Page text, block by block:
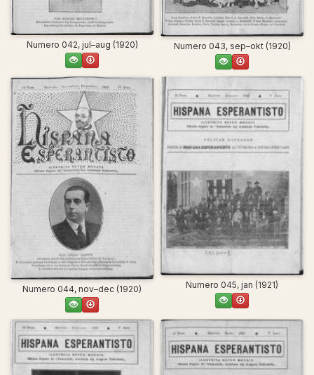
Numero 042, jul–aug (1920) Numero 043, sep–okt (1920)
Numero 044, nov–dec (1920) Numero 045, jan (1921)